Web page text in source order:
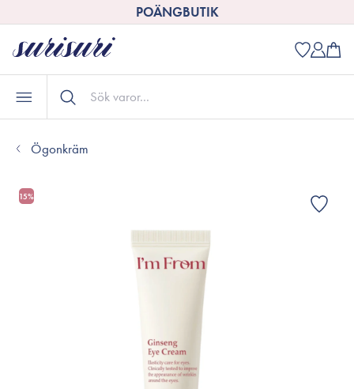
POÄNGBUTIK
Ögonkräm
15%